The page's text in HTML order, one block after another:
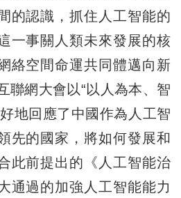
的認識，抓住人工智能的
一事關人類未來發展的核
絡空間命運共同體邁向新
聯網大會以“以人為本、智
地回應了中國作為人工智
先的國家，將如何發展和
此前提出的《人工智能治
通過的加強人工智能能力